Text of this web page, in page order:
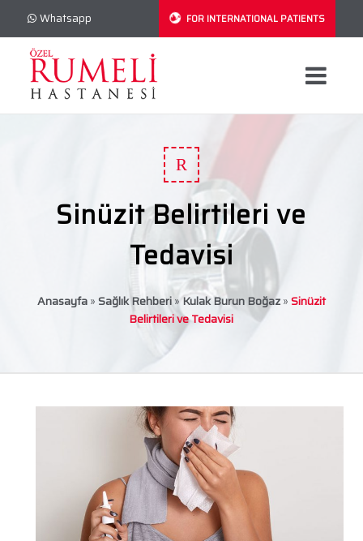
Whatsapp FOR INTERNATIONAL PATIENTS
R
Sinüzit Belirtileri ve
Tedavisi
Anasayfa» Sağlık Rehberi»Kulak Burun Boğaz»Sinüzit
Belirtileri ve Tedavisi